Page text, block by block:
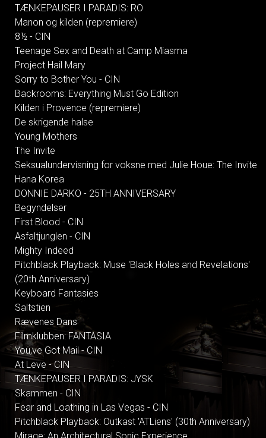
TÆNKEPAUSER I PARADIS: RO
Manon og kilden (repremiere)
8½ - CIN
Teenage Sex and Death at Camp Miasma
Project Hail Mary
Sorry to Bother You - CIN
Backrooms: Everything Must Go Edition
Kilden i Provence (repremiere)
De skrigende halse
Young Mothers
The Invite
Seksualundervisning for voksne med Julie Houe: The Invite
Hana Korea
DONNIE DARKO - 25TH ANNIVERSARY
Begyndelser
First Blood - CIN
Asfaltjunglen - CIN
Mighty Indeed
Pitchblack Playback: Muse 'Black Holes and Revelations'
(20th Anniversary)
Keyboard Fantasies
Saltstien
Rævenes Dans
Filmklubben: FANTASIA
You,ve Got Mail - CIN
At Leve - CIN
TÆNKEPAUSER I PARADIS: JYSK
Skammen - CIN
Fear and Loathing in Las Vegas - CIN
Pitchblack Playback: Outkast 'ATLiens' (30th Anniversary)